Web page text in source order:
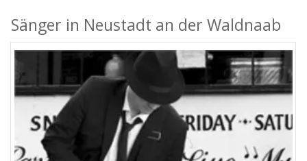
Sänger in Neustadt an der Waldnaab